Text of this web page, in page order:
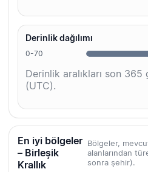
Derinlik dağılımı
0-70
Derinlik aralıkları son
(UTC).
En iyi bölgeler
– Birleşik
Krallık
Bölgeler,
alanlarından
sonra şehir).